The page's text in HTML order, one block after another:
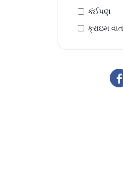
કંઈપણ
ક્રાઇમ